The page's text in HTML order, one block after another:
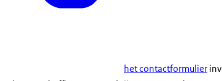
het contactformulier